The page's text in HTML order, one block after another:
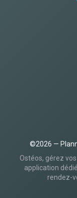
©2026 —
Ostéos, gérez
application
rendez-